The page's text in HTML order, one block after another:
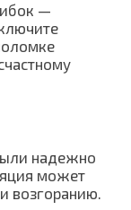
—
надежно
может
возгоранию.